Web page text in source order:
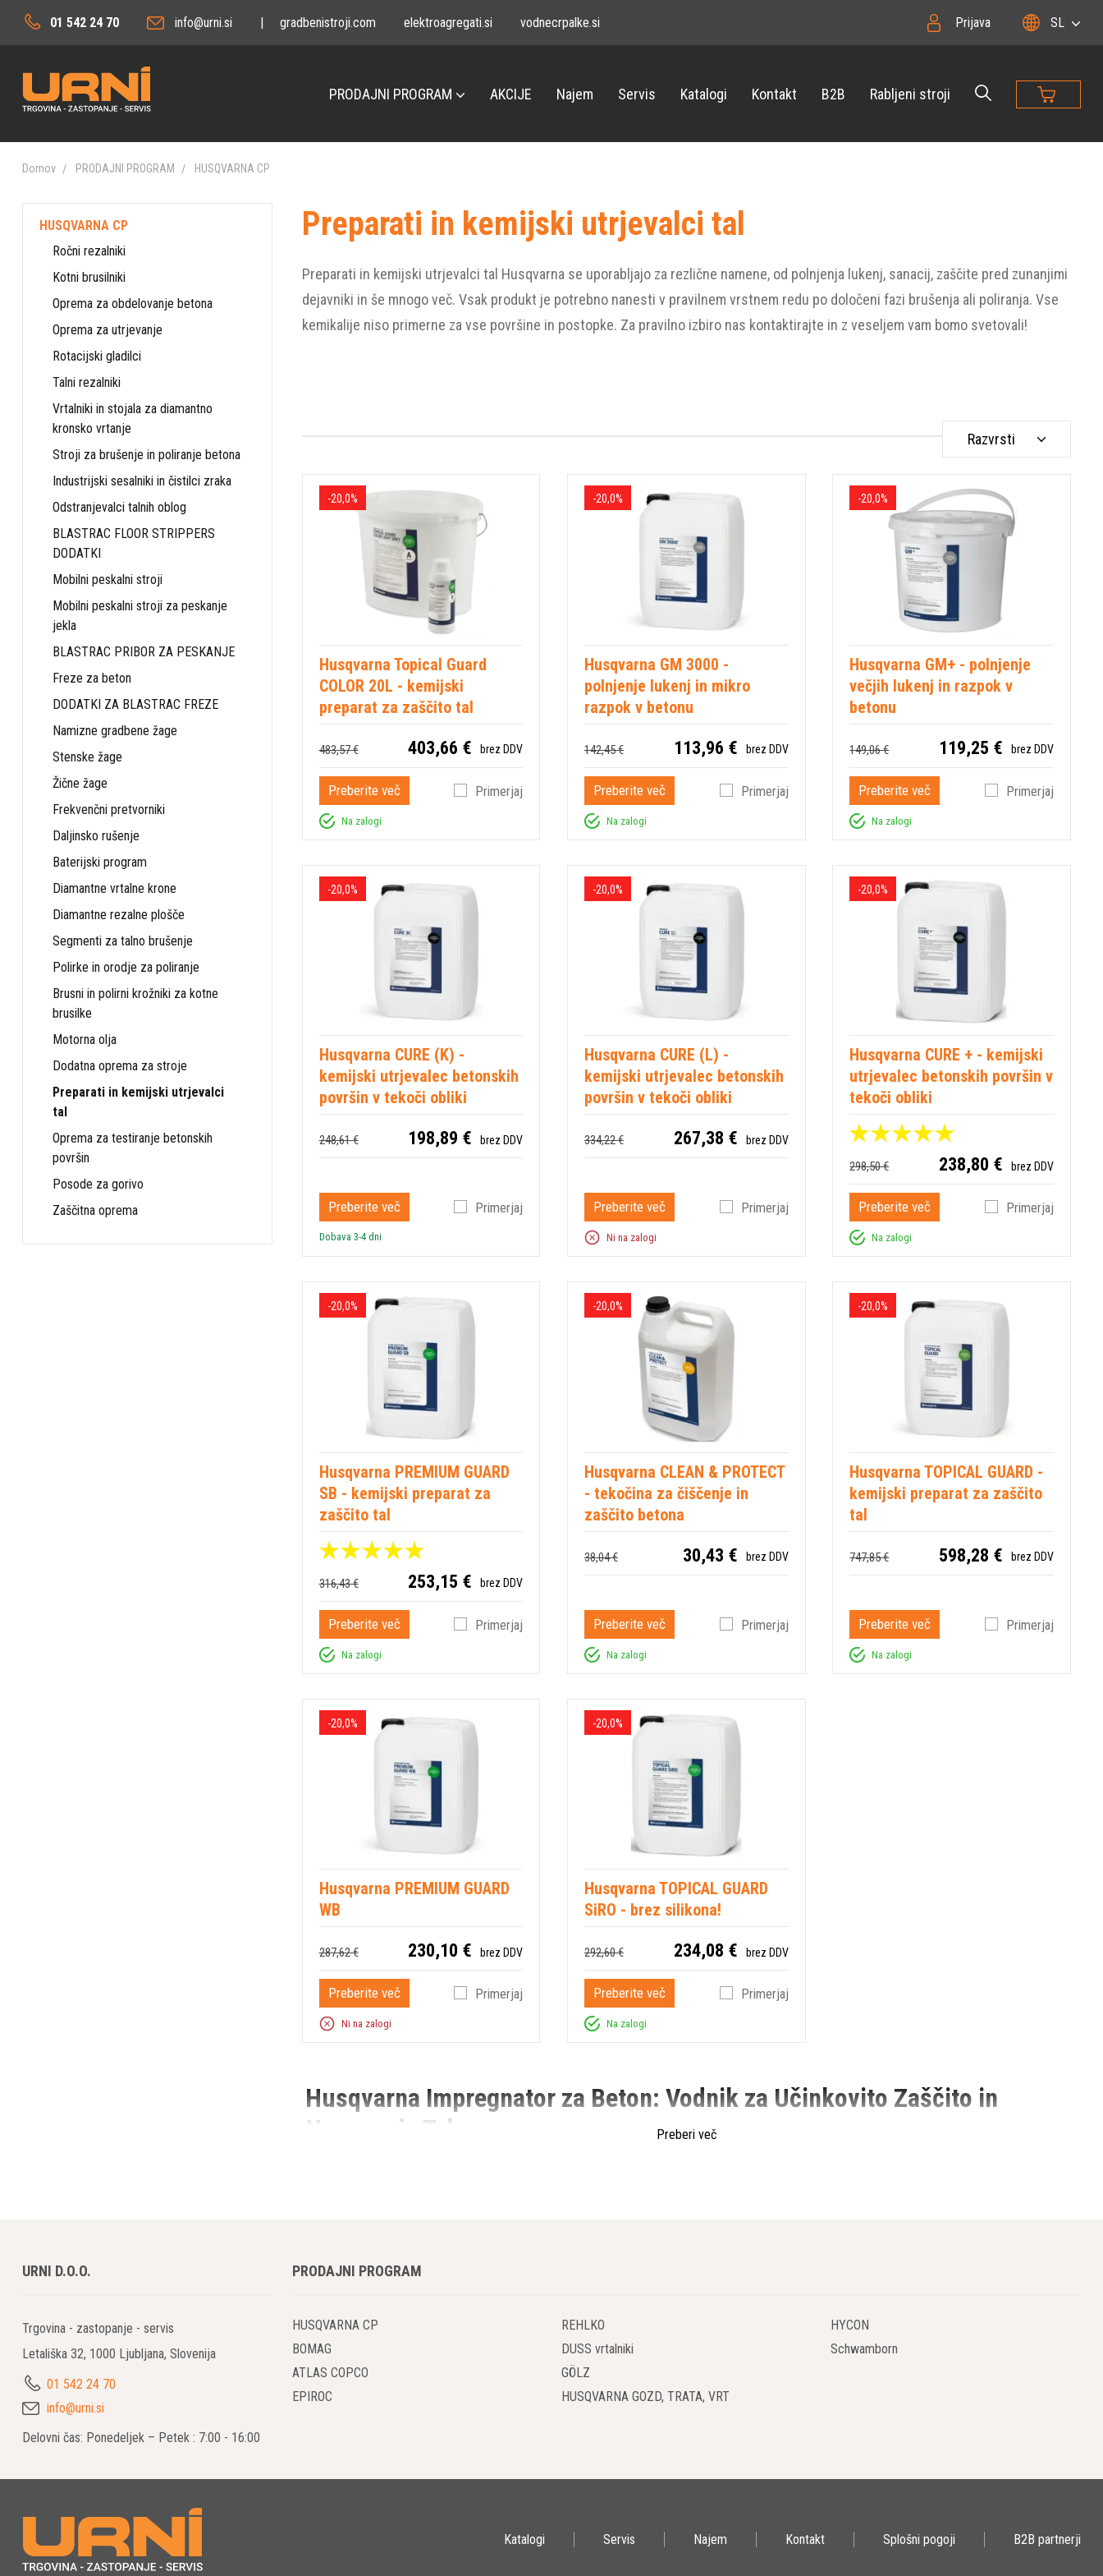
01 542 24 70 info@urni.si | gradbenistroji.com elektroagregati.si vodnecrpalke.si Prijava SL
PRODAJNI PROGRAM AKCIJE Najem Servis Katalogi Kontakt B2B Rabljeni stroji
Domov PRODAJNI PROGRAM HUSQVARNA CP
HUSQVARNA CP
Ročni rezalniki
Kotni brusilniki
Oprema za obdelovanje betona
Oprema za utrjevanje
Rotacijski gladilci
Talni rezalniki
Vrtalniki in stojala za diamantno
kronsko vrtanje
Stroji za brušenje in poliranje betona
Industrijski sesalniki in čistilci zraka
Odstranjevalci talnih oblog
BLASTRAC FLOOR STRIPPERS
DODATKI
Mobilni peskalni stroji
Mobilni peskalni stroji za peskanje
jekla
BLASTRAC PRIBOR ZA PESKANJE
Freze za beton
DODATKI ZA BLASTRAC FREZE
Namizne gradbene žage
Stenske žage
Žične žage
Frekvenčni pretvorniki
Daljinsko rušenje
Baterijski program
Diamantne vrtalne krone
Diamantne rezalne plošče
Segmenti za talno brušenje
Polirke in orodje za poliranje
Brusni in polirni krožniki za kotne
brusilke
Motorna olja
Dodatna oprema za stroje
Preparati in kemijski utrjevalci
tal
Oprema za testiranje betonskih
površin
Posode za gorivo
Zaščitna oprema
Preparati in kemijski utrjevalci tal
Preparati in kemijski utrjevalci tal Husqvarna se uporabljajo za rezlične namene, od polnjenja lukenj, sanacij, zaščite pred zunanjimi
dejavniki in še mnogo več. Vsak produkt je potrebno nanesti v pravilnem vrstnem redu po določeni fazi brušenja ali poliranja. Vse
kemikalije niso primerne za vse površine in postopke. Za pravilno izbiro nas kontaktirajte in z veseljem vam bomo svetovali!
Razvrsti
-20,0%
Husqvarna Topical Guard
COLOR 20L - kemijski
preparat za zaščito tal
483,57 € 403,66 € brez DDV
Preberite več Primerjaj
Na zalogi
-20,0%
Husqvarna GM 3000 -
polnjenje lukenj in mikro
razpok v betonu
142,45 € 113,96 € brez DDV
Preberite več Primerjaj
Na zalogi
-20,0%
Husqvarna GM+ - polnjenje
večjih lukenj in razpok v
betonu
149,06 € 119,25 € brez DDV
Preberite več Primerjaj
Na zalogi
-20,0%
Husqvarna CURE (K) -
kemijski utrjevalec betonskih
površin v tekoči obliki
248,61 € 198,89 € brez DDV
Preberite več Primerjaj
Dobava 3-4 dni
-20,0%
Husqvarna CURE (L) -
kemijski utrjevalec betonskih
površin v tekoči obliki
334,22 € 267,38 € brez DDV
Preberite več Primerjaj
Ni na zalogi
-20,0%
Husqvarna CURE + - kemijski
utrjevalec betonskih površin v
tekoči obliki
298,50 € 238,80 € brez DDV
Preberite več Primerjaj
Na zalogi
-20,0%
Husqvarna PREMIUM GUARD
SB - kemijski preparat za
zaščito tal
316,43 € 253,15 € brez DDV
Preberite več Primerjaj
Na zalogi
-20,0%
Husqvarna CLEAN & PROTECT
- tekočina za čiščenje in
zaščito betona
38,04 € 30,43 € brez DDV
Preberite več Primerjaj
Na zalogi
-20,0%
Husqvarna TOPICAL GUARD -
kemijski preparat za zaščito
tal
747,85 € 598,28 € brez DDV
Preberite več Primerjaj
Na zalogi
-20,0%
Husqvarna PREMIUM GUARD
WB
287,62 € 230,10 € brez DDV
Preberite več Primerjaj
Ni na zalogi
-20,0%
Husqvarna TOPICAL GUARD
SiRO - brez silikona!
292,60 € 234,08 € brez DDV
Preberite več Primerjaj
Na zalogi
Husqvarna Impregnator za Beton: Vodnik za Učinkovito Zaščito in
Negovanje Tal
1. Učinkovita Impregnacija Tal
abrazijo, zmrzal in kemijske vplive.
2. Široka Uporabnost
Utrjevanje Cementno Vezanih Podlag:
Uporablja se za učinkovito utrjevanje cementno vezanih podlag, kar povečuje trdnost podlage.
Preberi več
URNI D.O.O.
Trgovina - zastopanje - servis
Letališka 32, 1000 Ljubljana, Slovenija
01 542 24 70
info@urni.si
Delovni čas: Ponedeljek – Petek : 7:00 - 16:00
PRODAJNI PROGRAM
HUSQVARNA CP
BOMAG
ATLAS COPCO
EPIROC
REHLKO
DUSS vrtalniki
GÖLZ
HUSQVARNA GOZD, TRATA, VRT
HYCON
Schwamborn
Katalogi Servis Najem Kontakt Splošni pogoji B2B partnerji